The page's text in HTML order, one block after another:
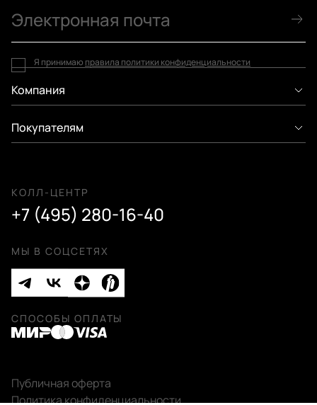
Компания
Покупателям
КОЛЛ-ЦЕНТР
+7 (495) 280-16-40
МЫ В СОЦСЕТЯХ
Я принимаю правила политики конфиденциальности
Публичная оферта
Политика конфиденциальности
СПОСОБЫ ОПЛАТЫ